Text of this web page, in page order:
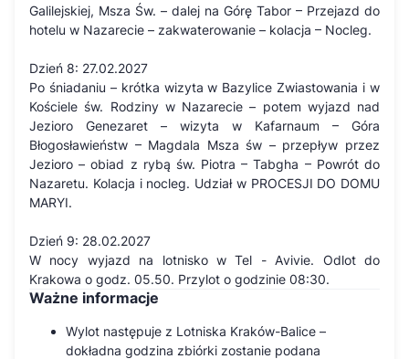
Galilejskiej, Msza Św. – dalej na Górę Tabor – Przejazd do
hotelu w Nazarecie – zakwaterowanie – kolacja – Nocleg.
Dzień 8: 27.02.2027
Po śniadaniu – krótka wizyta w Bazylice Zwiastowania i w
Kościele św. Rodziny w Nazarecie – potem wyjazd nad
Jezioro Genezaret – wizyta w Kafarnaum – Góra
Błogosławieństw – Magdala Msza św – przepływ przez
Jezioro – obiad z rybą św. Piotra – Tabgha – Powrót do
Nazaretu. Kolacja i nocleg. Udział w PROCESJI DO DOMU
MARYI.
Dzień 9: 28.02.2027
W nocy wyjazd na lotnisko w Tel - Avivie. Odlot do
Krakowa o godz. 05.50. Przylot o godzinie 08:30.
Ważne informacje
Wylot następuje z Lotniska Kraków-Balice –
dokładna godzina zbiórki zostanie podana